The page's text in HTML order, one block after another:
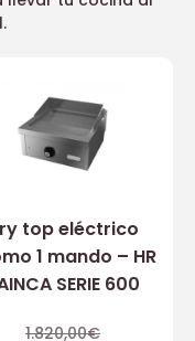
top eléctrico
1 mando – HR
SERIE 600
1.820,00€